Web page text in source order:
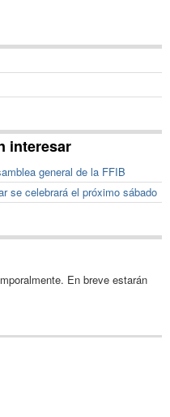
interesar
general de la FFIB
se celebrará el próximo sábado
En breve estarán